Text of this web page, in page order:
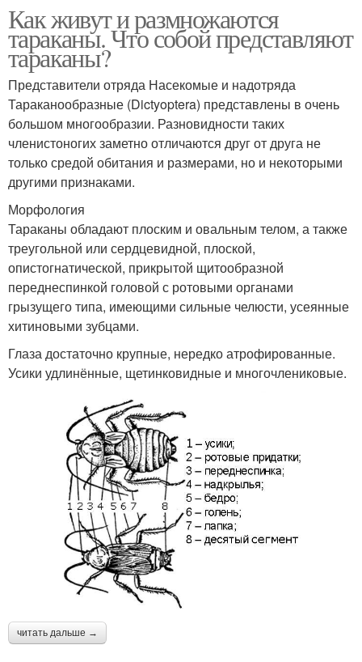
Как живут и размножаются
тараканы. Что собой представляют
тараканы?
Представители отряда Насекомые и надотряда
Тараканообразные (Dictyoptera) представлены в очень
большом многообразии. Разновидности таких
членистоногих заметно отличаются друг от друга не
только средой обитания и размерами, но и некоторыми
другими признаками.
Морфология
Тараканы обладают плоским и овальным телом, а также
треугольной или сердцевидной, плоской,
опистогнатической, прикрытой щитообразной
переднеспинкой головой с ротовыми органами
грызущего типа, имеющими сильные челюсти, усеянные
хитиновыми зубцами.
Глаза достаточно крупные, нередко атрофированные.
Усики удлинённые, щетинковидные и многочлениковые.
читать дальше →